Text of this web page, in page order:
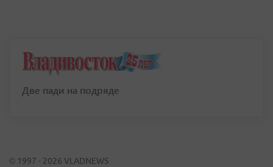
Две пади на подряде
© 1997 - 2026 VLADNEWS